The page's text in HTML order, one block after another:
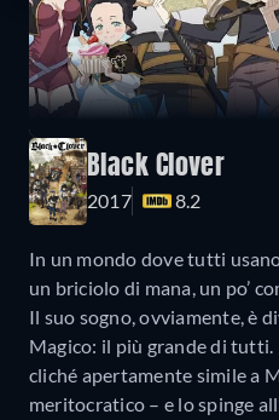
Black Clover
2017 8.2
In un mondo dove tutti
un briciolo di mana, un po’
Il suo sogno, ovviamente, è
Magico: il più grande di tutti.
cliché apertamente simile a
meritocratico – e lo spinge